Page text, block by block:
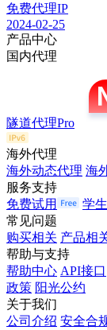
免费代理IP
2024-02-25
产品中心
国内代理
隧道代理Pro
海外代理
海外动态代理 海
服务支持
免费试用
学
常见问题
购买相关 产品相
帮助与支持
帮助中心 API接口
政策 阳光公约
关于我们
公司介绍 安全合